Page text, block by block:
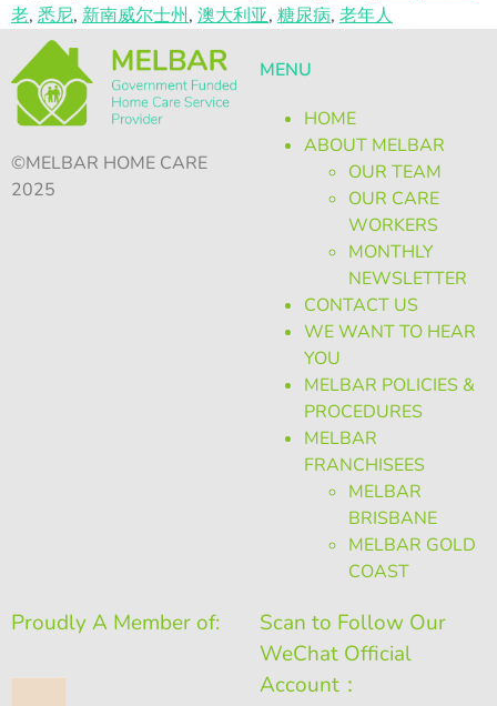
老, 悉尼, 新南威尔士州, 澳大利亚, 糖尿病, 老年人
©MELBAR HOME CARE
2025
MENU
HOME
ABOUT MELBAR
OUR TEAM
OUR CARE
WORKERS
MONTHLY
NEWSLETTER
CONTACT US
WE WANT TO HEAR
YOU
MELBAR POLICIES &
PROCEDURES
MELBAR
FRANCHISEES
MELBAR
BRISBANE
MELBAR GOLD
COAST
Proudly A Member of:
Scan to Follow Our
WeChat Official
Account：